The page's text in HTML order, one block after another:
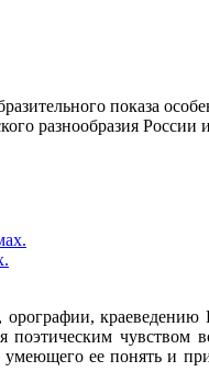
показа
разнообразия
краеведению
чувством
ее понять и